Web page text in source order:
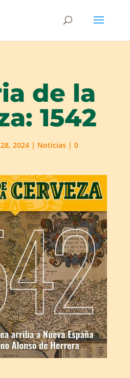
de la
1542
2024| Noticias| 0